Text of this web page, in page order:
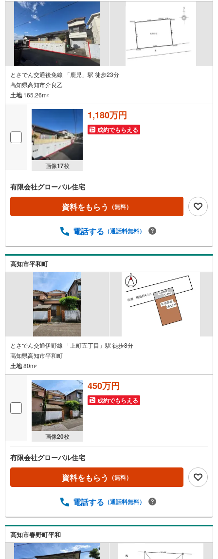
とさでん交通後免線 「鹿児」駅 徒歩23分
高知県高知市介良乙
土地165.26m2
画像17枚
1,180万円
成約でもらえる
有限会社グローバル住宅
資料をもらう （無料）
電話する （通話料無料）
高知市平和町
とさでん交通伊野線 「上町五丁目」駅 徒歩8分
高知県高知市平和町
土地80m2
画像20枚
450万円
成約でもらえる
有限会社グローバル住宅
資料をもらう （無料）
電話する （通話料無料）
高知市春野町平和